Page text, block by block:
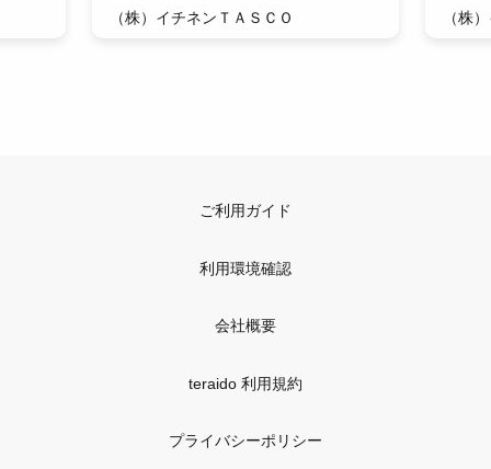
（株）イチネンＴＡＳＣＯ
（株
ご利用ガイド
利用環境確認
会社概要
teraido 利用規約
プライバシーポリシー